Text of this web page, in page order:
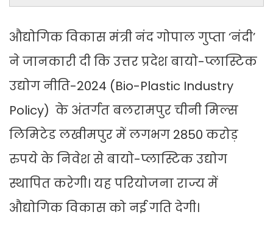
औद्योगिक विकास मंत्री नंद गोपाल गुप्ता ‘नंदी’
ने जानकारी दी कि उत्तर प्रदेश बायो-प्लास्टिक
उद्योग नीति-2024 (Bio-Plastic Industry
Policy) के अंतर्गत बलरामपुर चीनी मिल्स
लिमिटेड लखीमपुर में लगभग 2850 करोड़
रुपये के निवेश से बायो-प्लास्टिक उद्योग
स्थापित करेगी। यह परियोजना राज्य में
औद्योगिक विकास को नई गति देगी।